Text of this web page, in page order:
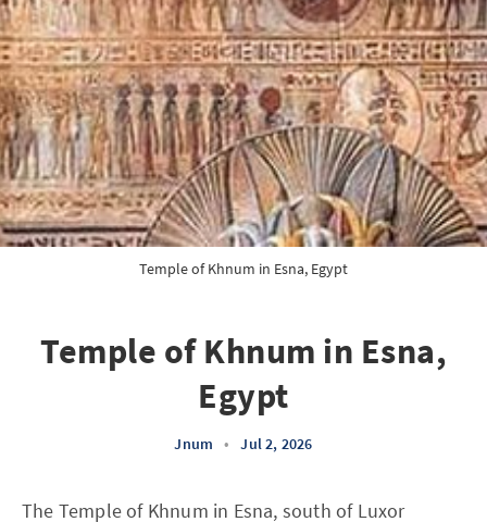
Temple of Khnum in Esna, Egypt
Temple of Khnum in Esna,
Egypt
Jnum • Jul 2, 2026
The Temple of Khnum in Esna, south of Luxor